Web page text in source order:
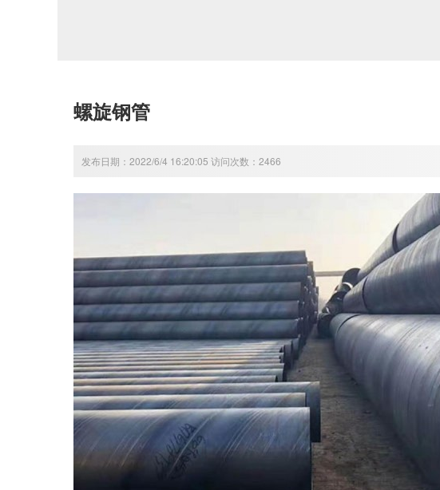
螺旋钢管
发布日期：2022/6/4 16:20:05 访问次数：2466